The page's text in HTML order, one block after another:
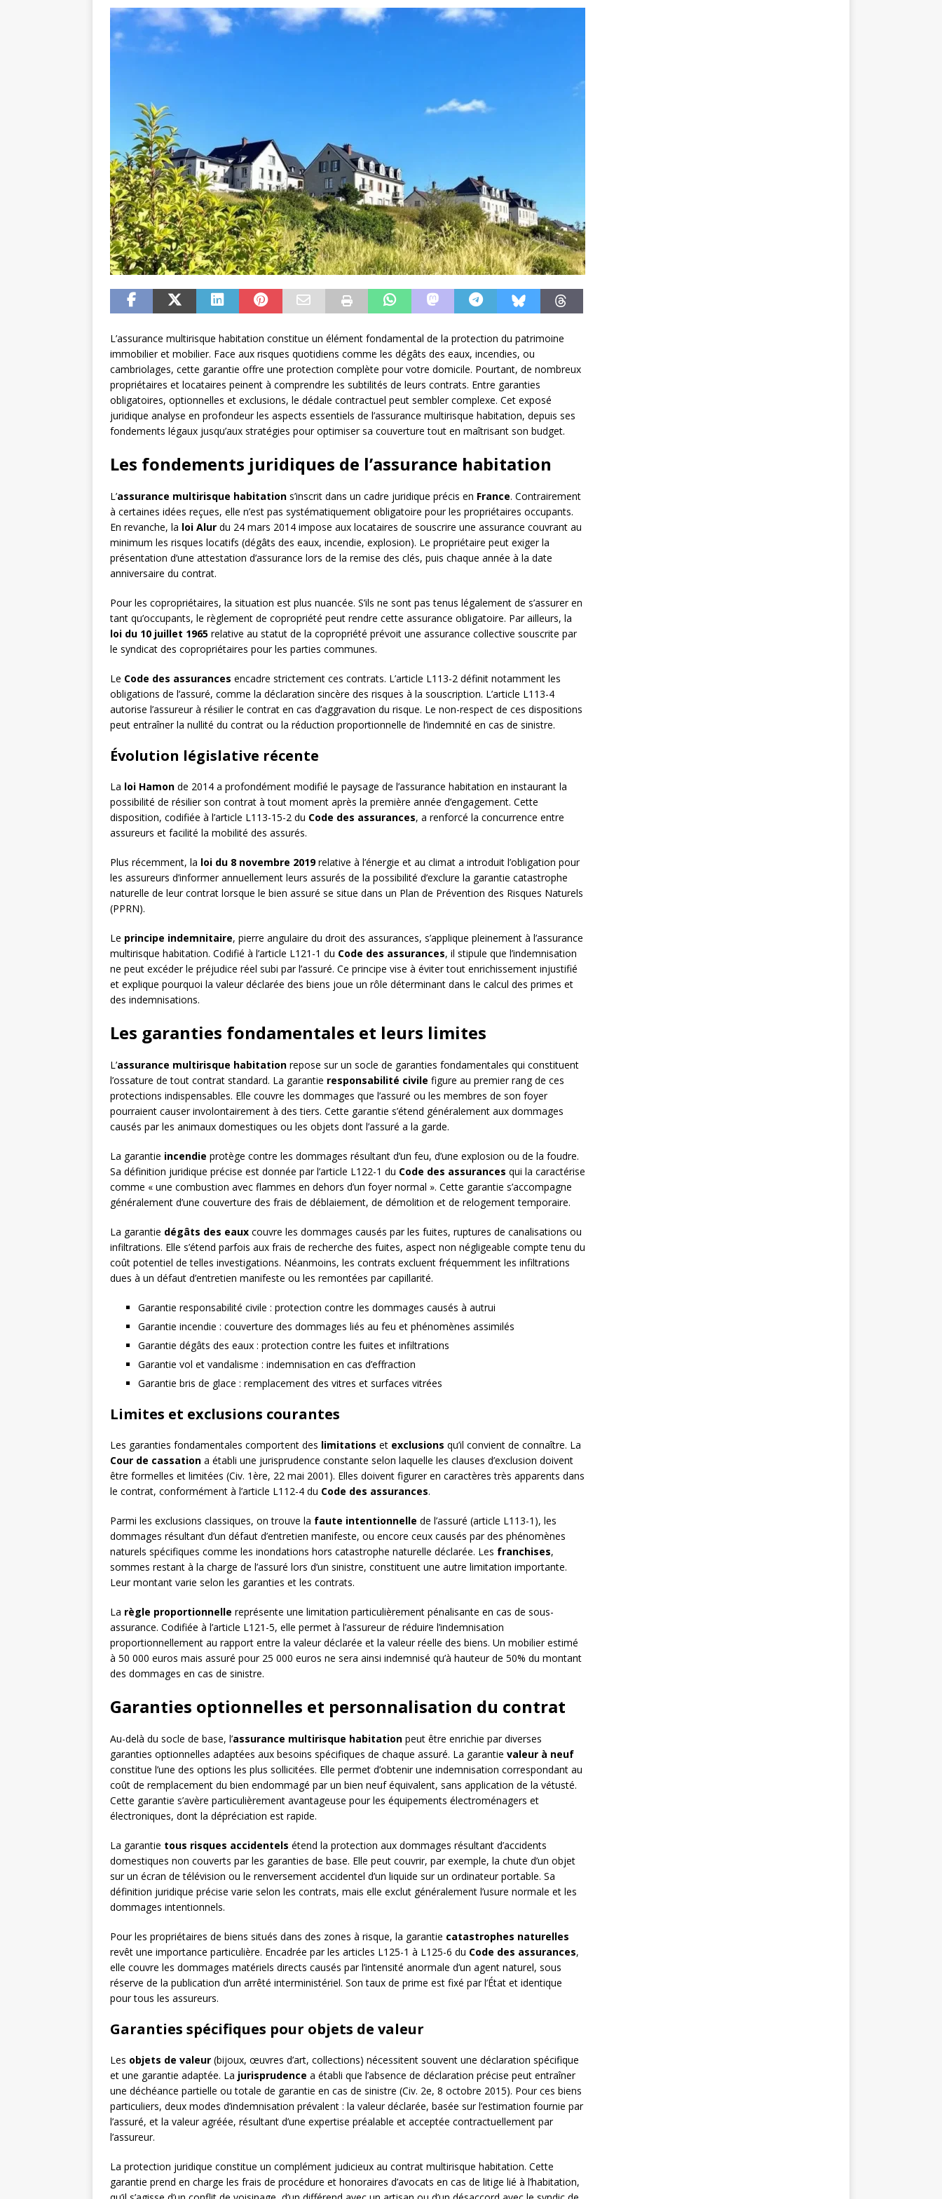
L’assurance multirisque habitation constitue un élément fondamental de la protection du patrimoine
immobilier et mobilier. Face aux risques quotidiens comme les dégâts des eaux, incendies, ou
cambriolages, cette garantie offre une protection complète pour votre domicile. Pourtant, de nombreux
propriétaires et locataires peinent à comprendre les subtilités de leurs contrats. Entre garanties
obligatoires, optionnelles et exclusions, le dédale contractuel peut sembler complexe. Cet exposé
juridique analyse en profondeur les aspects essentiels de l’assurance multirisque habitation, depuis ses
fondements légaux jusqu’aux stratégies pour optimiser sa couverture tout en maîtrisant son budget.
Les fondements juridiques de l’assurance habitation
L’assurance multirisque habitation s’inscrit dans un cadre juridique précis en France. Contrairement
à certaines idées reçues, elle n’est pas systématiquement obligatoire pour les propriétaires occupants.
En revanche, la loi Alur du 24 mars 2014 impose aux locataires de souscrire une assurance couvrant au
minimum les risques locatifs (dégâts des eaux, incendie, explosion). Le propriétaire peut exiger la
présentation d’une attestation d’assurance lors de la remise des clés, puis chaque année à la date
anniversaire du contrat.
Pour les copropriétaires, la situation est plus nuancée. S’ils ne sont pas tenus légalement de s’assurer en
tant qu’occupants, le règlement de copropriété peut rendre cette assurance obligatoire. Par ailleurs, la
loi du 10 juillet 1965 relative au statut de la copropriété prévoit une assurance collective souscrite par
le syndicat des copropriétaires pour les parties communes.
Le Code des assurances encadre strictement ces contrats. L’article L113-2 définit notamment les
obligations de l’assuré, comme la déclaration sincère des risques à la souscription. L’article L113-4
autorise l’assureur à résilier le contrat en cas d’aggravation du risque. Le non-respect de ces dispositions
peut entraîner la nullité du contrat ou la réduction proportionnelle de l’indemnité en cas de sinistre.
Évolution législative récente
La loi Hamon de 2014 a profondément modifié le paysage de l’assurance habitation en instaurant la
possibilité de résilier son contrat à tout moment après la première année d’engagement. Cette
disposition, codifiée à l’article L113-15-2 du Code des assurances, a renforcé la concurrence entre
assureurs et facilité la mobilité des assurés.
Plus récemment, la loi du 8 novembre 2019relative à l’énergie et au climat a introduit l’obligation pour
les assureurs d’informer annuellement leurs assurés de la possibilité d’exclure la garantie catastrophe
naturelle de leur contrat lorsque le bien assuré se situe dans un Plan de Prévention des Risques Naturels
(PPRN).
Le principe indemnitaire, pierre angulaire du droit des assurances, s’applique pleinement à l’assurance
multirisque habitation. Codifié à l’article L121-1 du Code des assurances, il stipule que l’indemnisation
ne peut excéder le préjudice réel subi par l’assuré. Ce principe vise à éviter tout enrichissement injustifié
et explique pourquoi la valeur déclarée des biens joue un rôle déterminant dans le calcul des primes et
des indemnisations.
Les garanties fondamentales et leurs limites
L’assurance multirisque habitation repose sur un socle de garanties fondamentales qui constituent
l’ossature de tout contrat standard. La garantie responsabilité civile figure au premier rang de ces
protections indispensables. Elle couvre les dommages que l’assuré ou les membres de son foyer
pourraient causer involontairement à des tiers. Cette garantie s’étend généralement aux dommages
causés par les animaux domestiques ou les objets dont l’assuré a la garde.
La garantie incendie protège contre les dommages résultant d’un feu, d’une explosion ou de la foudre.
Sa définition juridique précise est donnée par l’article L122-1 du Code des assurances qui la caractérise
comme « une combustion avec flammes en dehors d’un foyer normal ». Cette garantie s’accompagne
généralement d’une couverture des frais de déblaiement, de démolition et de relogement temporaire.
La garantie dégâts des eaux couvre les dommages causés par les fuites, ruptures de canalisations ou
infiltrations. Elle s’étend parfois aux frais de recherche des fuites, aspect non négligeable compte tenu du
coût potentiel de telles investigations. Néanmoins, les contrats excluent fréquemment les infiltrations
dues à un défaut d’entretien manifeste ou les remontées par capillarité.
Garantie responsabilité civile : protection contre les dommages causés à autrui
Garantie incendie : couverture des dommages liés au feu et phénomènes assimilés
Garantie dégâts des eaux : protection contre les fuites et infiltrations
Garantie vol et vandalisme : indemnisation en cas d’effraction
Garantie bris de glace : remplacement des vitres et surfaces vitrées
Limites et exclusions courantes
Les garanties fondamentales comportent des limitations et exclusions qu’il convient de connaître. La
Cour de cassation a établi une jurisprudence constante selon laquelle les clauses d’exclusion doivent
être formelles et limitées (Civ. 1ère, 22 mai 2001). Elles doivent figurer en caractères très apparents dans
le contrat, conformément à l’article L112-4 du Code des assurances.
Parmi les exclusions classiques, on trouve la faute intentionnelle de l’assuré (article L113-1), les
dommages résultant d’un défaut d’entretien manifeste, ou encore ceux causés par des phénomènes
naturels spécifiques comme les inondations hors catastrophe naturelle déclarée. Les franchises,
sommes restant à la charge de l’assuré lors d’un sinistre, constituent une autre limitation importante.
Leur montant varie selon les garanties et les contrats.
La règle proportionnelle représente une limitation particulièrement pénalisante en cas de sous-
assurance. Codifiée à l’article L121-5, elle permet à l’assureur de réduire l’indemnisation
proportionnellement au rapport entre la valeur déclarée et la valeur réelle des biens. Un mobilier estimé
à 50 000 euros mais assuré pour 25 000 euros ne sera ainsi indemnisé qu’à hauteur de 50% du montant
des dommages en cas de sinistre.
Garanties optionnelles et personnalisation du contrat
Au-delà du socle de base, l’assurance multirisque habitation peut être enrichie par diverses
garanties optionnelles adaptées aux besoins spécifiques de chaque assuré. La garantie valeur à neuf
constitue l’une des options les plus sollicitées. Elle permet d’obtenir une indemnisation correspondant au
coût de remplacement du bien endommagé par un bien neuf équivalent, sans application de la vétusté.
Cette garantie s’avère particulièrement avantageuse pour les équipements électroménagers et
électroniques, dont la dépréciation est rapide.
La garantie tous risques accidentels étend la protection aux dommages résultant d’accidents
domestiques non couverts par les garanties de base. Elle peut couvrir, par exemple, la chute d’un objet
sur un écran de télévision ou le renversement accidentel d’un liquide sur un ordinateur portable. Sa
définition juridique précise varie selon les contrats, mais elle exclut généralement l’usure normale et les
dommages intentionnels.
Pour les propriétaires de biens situés dans des zones à risque, la garantie catastrophes naturelles
revêt une importance particulière. Encadrée par les articles L125-1 à L125-6 du Code des assurances,
elle couvre les dommages matériels directs causés par l’intensité anormale d’un agent naturel, sous
réserve de la publication d’un arrêté interministériel. Son taux de prime est fixé par l’État et identique
pour tous les assureurs.
Garanties spécifiques pour objets de valeur
Les objets de valeur (bijoux, œuvres d’art, collections) nécessitent souvent une déclaration spécifique
et une garantie adaptée. La jurisprudence a établi que l’absence de déclaration précise peut entraîner
une déchéance partielle ou totale de garantie en cas de sinistre (Civ. 2e, 8 octobre 2015). Pour ces biens
particuliers, deux modes d’indemnisation prévalent : la valeur déclarée, basée sur l’estimation fournie par
l’assuré, et la valeur agréée, résultant d’une expertise préalable et acceptée contractuellement par
l’assureur.
La protection juridique constitue un complément judicieux au contrat multirisque habitation. Cette
garantie prend en charge les frais de procédure et honoraires d’avocats en cas de litige lié à l’habitation,